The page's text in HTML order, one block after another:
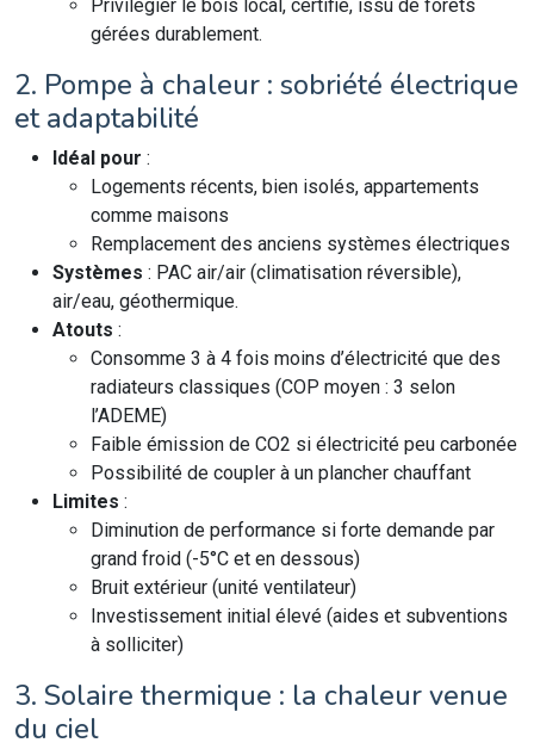
Privilégier le bois local, certifié, issu de forêts
gérées durablement.
2. Pompe à chaleur : sobriété électrique
et adaptabilité
Idéal pour :
Logements récents, bien isolés, appartements
comme maisons
Remplacement des anciens systèmes électriques
Systèmes : PAC air/air (climatisation réversible),
air/eau, géothermique.
Atouts :
Consomme 3 à 4 fois moins d’électricité que des
radiateurs classiques (COP moyen : 3 selon
l’ADEME)
Faible émission de CO2 si électricité peu carbonée
Possibilité de coupler à un plancher chauffant
Limites :
Diminution de performance si forte demande par
grand froid (-5°C et en dessous)
Bruit extérieur (unité ventilateur)
Investissement initial élevé (aides et subventions
à solliciter)
3. Solaire thermique : la chaleur venue
du ciel